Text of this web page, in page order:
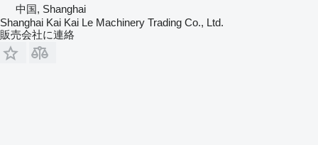
中国, Shanghai
Shanghai Kai Kai Le Machinery Trading Co., Ltd.
販売会社に連絡